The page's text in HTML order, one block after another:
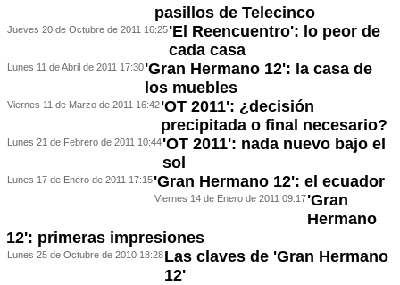
pasillos de Telecinco
Jueves 20 de Octubre de 2011 16:25'El Reencuentro': lo peor de
cada casa
Lunes 11 de Abril de 2011 17:30'Gran Hermano 12': la casa de
los muebles
Viernes 11 de Marzo de 2011 16:42'OT 2011': ¿decisión
precipitada o final necesario?
Lunes 21 de Febrero de 2011 10:44'OT 2011': nada nuevo bajo el
sol
Lunes 17 de Enero de 2011 17:15'Gran Hermano 12': el ecuador
Viernes 14 de Enero de 2011 09:17'Gran
Hermano
12': primeras impresiones
Lunes 25 de Octubre de 2010 18:28Las claves de 'Gran Hermano
12'